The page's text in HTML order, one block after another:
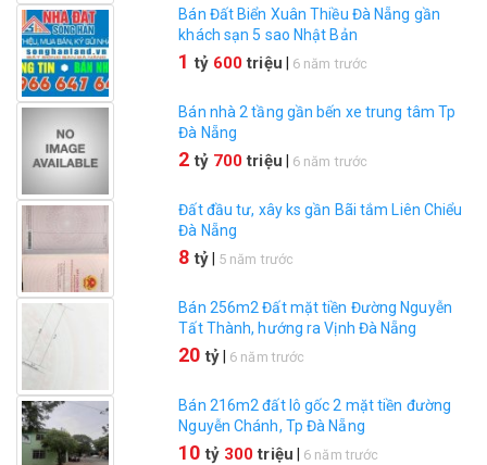
Bán Đất Biển Xuân Thiều Đà Nẵng gần
khách sạn 5 sao Nhật Bản
1tỷ600triệu 6 năm trước
Bán nhà 2 tầng gần bến xe trung tâm Tp
Đà Nẵng
2tỷ700triệu 6 năm trước
Đất đầu tư, xây ks gần Bãi tắm Liên Chiểu
Đà Nẵng
8tỷ 5 năm trước
Bán 256m2 Đất mặt tiền Đường Nguyễn
Tất Thành, hướng ra Vịnh Đà Nẵng
20tỷ 6 năm trước
Bán 216m2 đất lô gốc 2 mặt tiền đường
Nguyễn Chánh, Tp Đà Nẵng
10tỷ300triệu 6 năm trước